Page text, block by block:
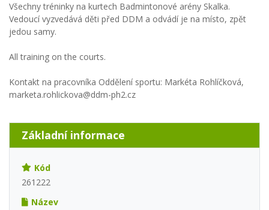
Všechny tréninky na kurtech Badmintonové arény Skalka.
Vedoucí vyzvedává děti před DDM a odvádí je na místo, zpět
jedou samy.
All training on the courts.
Kontakt na pracovníka Oddělení sportu: Markéta Rohlíčková,
marketa.rohlickova@ddm-ph2.cz
Základní informace
Kód
261222
Název